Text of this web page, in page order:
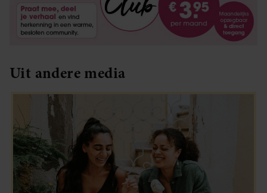
Uit andere media